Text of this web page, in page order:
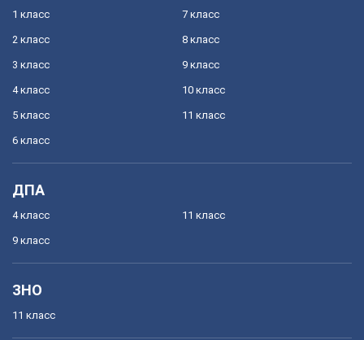
1 класс
2 класс
3 класс
4 класс
5 класс
6 класс
7 класс
8 класс
9 класс
10 класс
11 класс
ДПА
4 класс
9 класс
11 класс
ЗНО
11 класс